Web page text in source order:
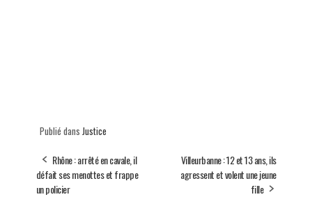
Publié dans Justice
Rhône : arrêté en cavale, il
défait ses menottes et frappe
un policier
Villeurbanne : 12 et 13 ans, ils
agressent et volent une jeune
fille